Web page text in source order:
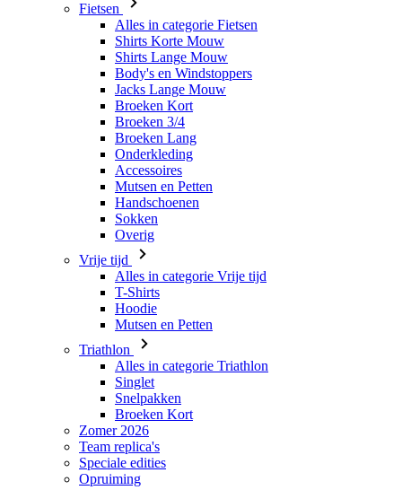
Fietsen
Alles in categorie Fietsen
Shirts Korte Mouw
Shirts Lange Mouw
Body's en Windstoppers
Jacks Lange Mouw
Broeken Kort
Broeken 3/4
Broeken Lang
Onderkleding
Accessoires
Mutsen en Petten
Handschoenen
Sokken
Overig
Vrije tijd
Alles in categorie Vrije tijd
T-Shirts
Hoodie
Mutsen en Petten
Triathlon
Alles in categorie Triathlon
Singlet
Snelpakken
Broeken Kort
Zomer 2026
Team replica's
Speciale edities
Opruiming